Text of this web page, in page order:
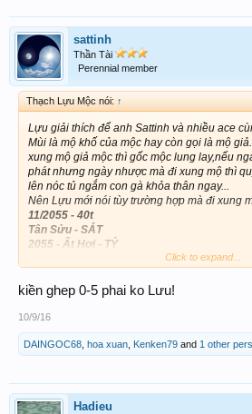
sattinh
Thần Tài
Perennial member
Thạch Lựu Mộc nói: ↑
Lựu giải thích để anh Sattinh và nhiều ace
Mùi là mộ khố của mộc hay còn gọi là mộ
xung mộ giả mộc thì gốc mộc lung lay,nếu
phát nhưng ngày nhược mà đi xung mộ thì
lên nóc tủ ngắm con gà khỏa thân ngay...
Nên Lựu mới nói tùy trường hợp mà đi xung
11/2055 - 40t
Tân Sửu - SÁT
2055 - Ất Hợi - TỶ
2058 - Mậu Dần - C.TÀI
2060 - Canh Thìn - QUAN
2061 - Tân Tỵ - SÁT
2062 - Nhâm Ngọ - ẤN
Click to expand...
kiền ghep 0-5 phai ko Lưu!
10/9/16
DAINGOC68 hoa xuan Kenken79 and 1 other
Hadieu